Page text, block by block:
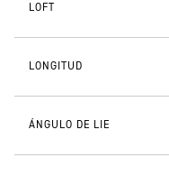
LOFT
LONGITUD
ÁNGULO DE LIE